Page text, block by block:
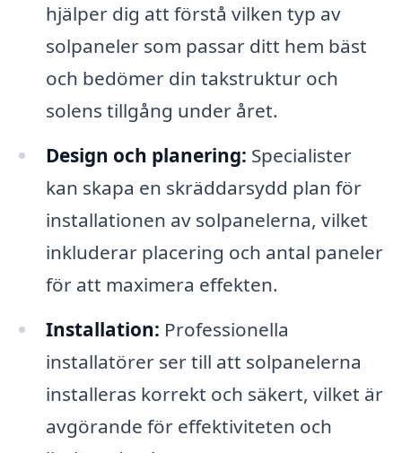
hjälper dig att förstå vilken typ av
solpaneler som passar ditt hem bäst
och bedömer din takstruktur och
solens tillgång under året.
Design och planering: Specialister
kan skapa en skräddarsydd plan för
installationen av solpanelerna, vilket
inkluderar placering och antal paneler
för att maximera effekten.
Installation: Professionella
installatörer ser till att solpanelerna
installeras korrekt och säkert, vilket är
avgörande för effektiviteten och